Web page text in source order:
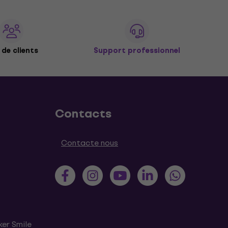
de clients Support professionnel
Smile
Contacts
Contacte nous